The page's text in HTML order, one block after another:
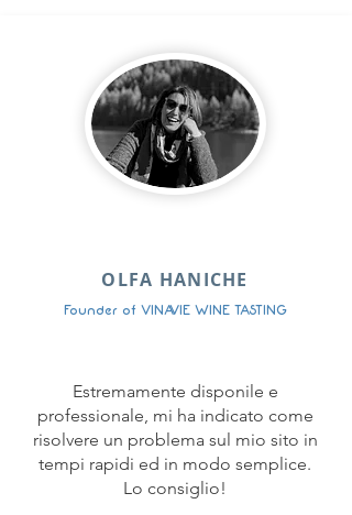
OLFA HANICHE
Founder of VINAVIE WINE TASTING
Estremamente disponile e
professionale, mi ha indicato come
risolvere un problema sul mio sito in
tempi rapidi ed in modo semplice.
Lo consiglio!